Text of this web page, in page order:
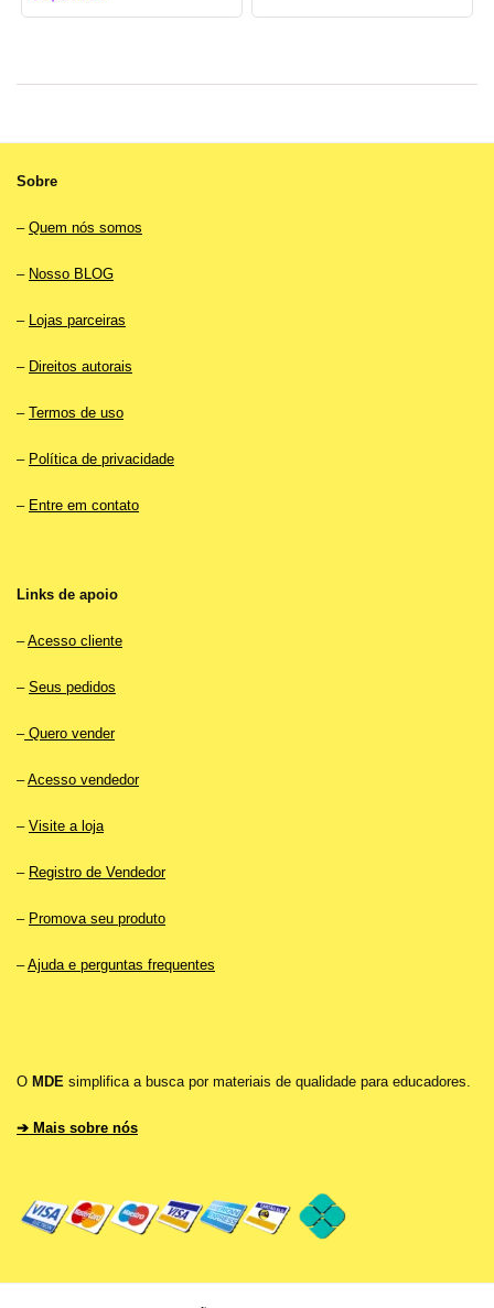
preço
R$57.00.
preço
R$37.00.
Sobre
– Quem nós somos
– Nosso BLOG
– Lojas parceiras
– Direitos autorais
– Termos de uso
– Política de privacidade
– Entre em contato
Links de apoio
–Acesso cliente
– Seus pedidos
–Quero vender
–Acesso vendedor
– Visite a loja
– Registro de Vendedor
– Promova seu produto
–Ajuda e perguntas frequentes
O MDE simplifica a busca por materiais de qualidade para educadores.
➔ Mais sobre nós